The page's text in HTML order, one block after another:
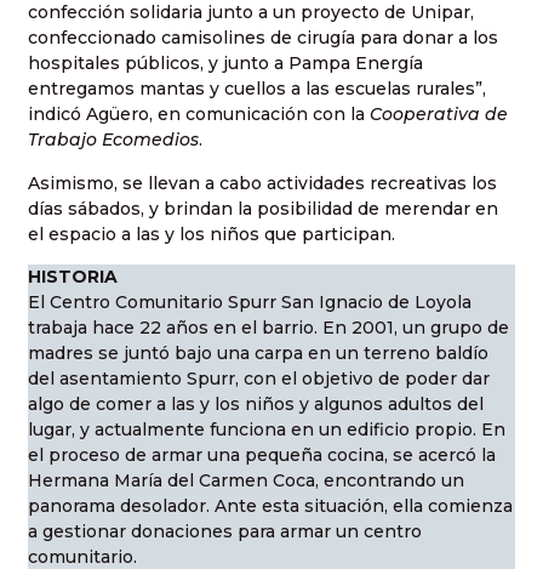
confección solidaria junto a un proyecto de Unipar,
confeccionado camisolines de cirugía para donar a los
hospitales públicos, y junto a Pampa Energía
entregamos mantas y cuellos a las escuelas rurales”,
indicó Agüero, en comunicación con la Cooperativa de
Trabajo Ecomedios.
Asimismo, se llevan a cabo actividades recreativas los
días sábados, y brindan la posibilidad de merendar en
el espacio a las y los niños que participan.
HISTORIA
El Centro Comunitario Spurr San Ignacio de Loyola
trabaja hace 22 años en el barrio. En 2001, un grupo de
madres se juntó bajo una carpa en un terreno baldío
del asentamiento Spurr, con el objetivo de poder dar
algo de comer a las y los niños y algunos adultos del
lugar, y actualmente funciona en un edificio propio. En
el proceso de armar una pequeña cocina, se acercó la
Hermana María del Carmen Coca, encontrando un
panorama desolador. Ante esta situación, ella comienza
a gestionar donaciones para armar un centro
comunitario.